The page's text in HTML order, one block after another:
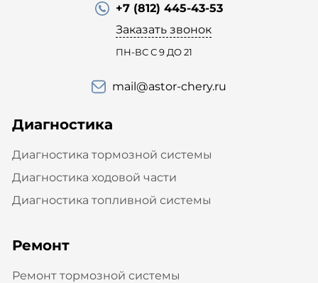
+7 (812) 445-43-53
Заказать звонок
ПН-ВС С 9 ДО 21
mail@astor-chery.ru
Диагностика
Диагностика тормозной системы
Диагностика ходовой части
Диагностика топливной системы
Ремонт
Ремонт тормозной системы